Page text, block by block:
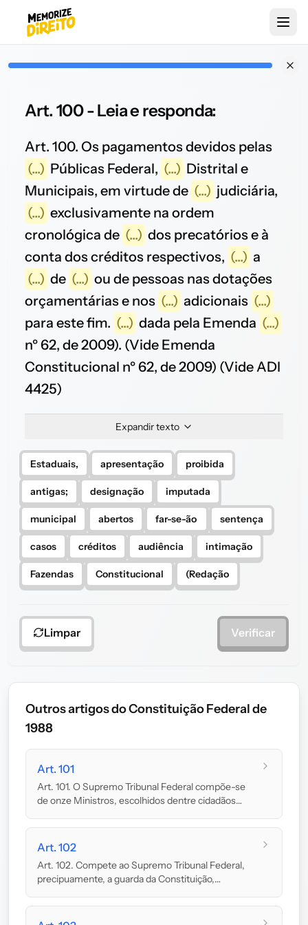
Art. 100 - Leia e responda:
Art. 100. Os pagamentos devidos pelas
(...) Públicas Federal, (...) Distrital e
Municipais, em virtude de (...) judiciária,
(...) exclusivamente na ordem
cronológica de (...) dos precatórios e à
conta dos créditos respectivos, (...) a
(...) de (...) ou de pessoas nas dotações
orçamentárias e nos (...) adicionais (...)
para este fim. (...) dada pela Emenda (...)
nº 62, de 2009). (Vide Emenda
Constitucional nº 62, de 2009) (Vide ADI
4425)
Expandir texto
Estaduais, apresentação proibida
antigas; designação imputada
municipal abertos far-se-ão sentença
casos créditos audiência intimação
Fazendas Constitucional (Redação
Limpar Verificar
Outros artigos do Constituição Federal de
1988
Art. 101
Art. 101. O Supremo Tribunal Federal compõe-se
de onze Ministros, escolhidos dentre cidadãos
Art. 102
Art. 102. Compete ao Supremo Tribunal Federal,
precipuamente, a guarda da Constituição,